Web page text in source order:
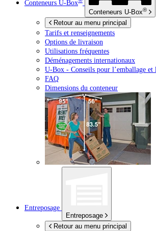
Conteneurs U-Box
Conteneurs U-Box®
Retour au menu principal
Tarifs et renseignements
Options de livraison
Utilisations fréquentes
Déménagements internationaux
U-Box - Conseils pour l’emballage
FAQ
Dimensions du conteneur
Entreposage
Entreposage
Retour au menu principal